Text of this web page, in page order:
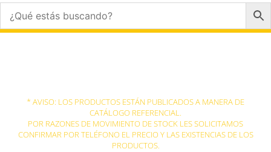
* AVISO: LOS PRODUCTOS ESTÁN PUBLICADOS A MANERA DE
CATÁLOGO REFERENCIAL.
POR RAZONES DE MOVIMIENTO DE STOCK LES SOLICITAMOS
CONFIRMAR POR TELÉFONO EL PRECIO Y LAS EXISTENCIAS DE LOS
PRODUCTOS.